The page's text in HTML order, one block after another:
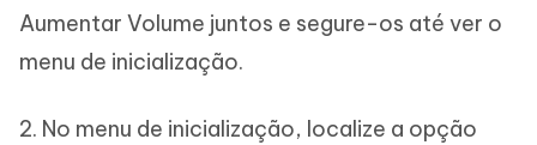
Aumentar Volume juntos e segure-os até ver o
menu de inicialização.
2. No menu de inicialização, localize a opção